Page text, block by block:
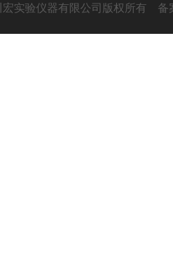
实验仪器有限公司版权所有 备